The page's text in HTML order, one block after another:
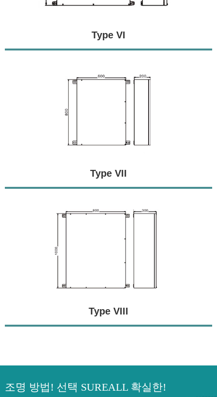
Type VI
Type VII
Type VIII
조명 방법! 선택 SUREALL 확실한!